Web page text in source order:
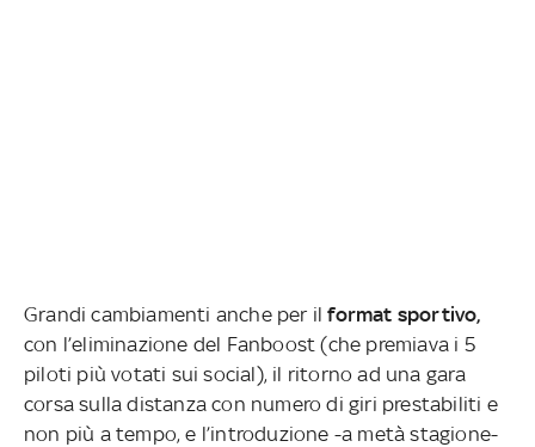
Grandi cambiamenti anche per il format sportivo,
con l’eliminazione del Fanboost (che premiava i 5
piloti più votati sui social), il ritorno ad una gara
corsa sulla distanza con numero di giri prestabiliti e
non più a tempo, e l’introduzione -a metà stagione-